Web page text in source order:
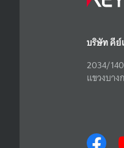
บริษัท คี
2034/
แขวงบาง